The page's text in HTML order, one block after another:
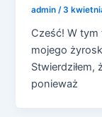
admin/3
Cześć! W tym
mojego
ponieważ